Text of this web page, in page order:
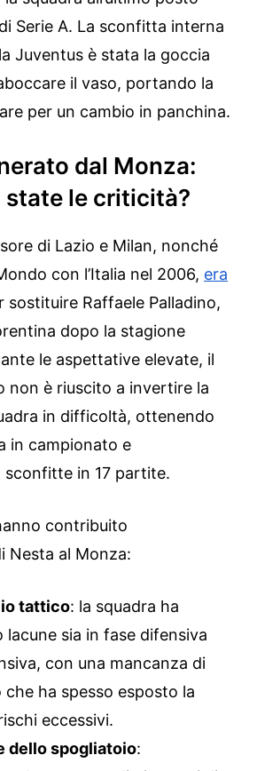
Serie A. La sconfitta interna
Juventus è stata la goccia
il vaso, portando la
per un cambio in panchina.
dal Monza:
state le criticità?
di Lazio e Milan, nonché
con l’Italia nel 2006, era
sostituire Raffaele Palladino,
dopo la stagione
le aspettative elevate, il
non è riuscito a invertire la
in difficoltà, ottenendo
in campionato e
sconfitte in 17 partite.
contribuito
Nesta al Monza:
tattico: la squadra ha
lacune sia in fase difensiva
con una mancanza di
che ha spesso esposto la
eccessivi.
dello spogliatoio: